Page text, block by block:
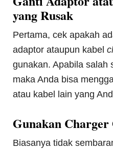
yang Rusak
Pertama, cek apakah
adaptor ataupun kabel
gunakan. Apabila salah
maka Anda bisa
atau kabel lain yang
Gunakan
Biasanya tidak